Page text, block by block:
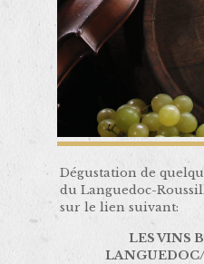
Dégustation de
du Languedoc-
sur le lien suivant:
LES VINS